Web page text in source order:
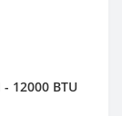
12000 BTU